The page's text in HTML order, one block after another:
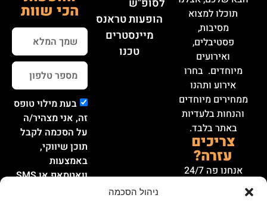
ניהול הסכמה
תוכלו למצוא
מסיבות,
פסטיבלים,
ואירועים
מיוחדים. בחרו
אירוע ותהנו
ממחירים מיוחדים
והנחות בלעדיות
באתר בלבד.
צריכים
עזרה?
אנחנו פה 24/7
את המענה הטוב
לסופ"ש
הופעות טראנס
מיינסטרים
טכנו
הכי שוות
בעת מילוי טופס
זה, אני מצהיר/ה
על הסכמה לקבל
תוכן שיווקי,
באמצעות
וואטסאפ או SMS.